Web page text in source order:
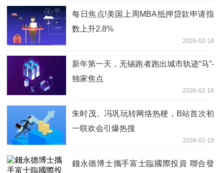
每日焦点!美国上周MBA抵押贷款申请指
数上升2.8%
2026-02-18
新年第一天，无锡跑者跑出城市轨迹“马”-
独家焦点
2026-02-18
朱时茂、冯巩玩转网络热梗，B站首次初
一联欢会引爆热搜
2026-02-18
錢永德博士攜手富士臨國際投資 聯合發